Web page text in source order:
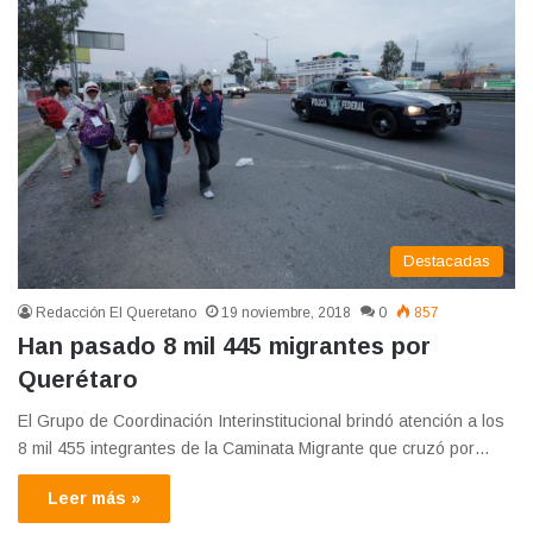
Destacadas
Redacción El Queretano 19 noviembre, 2018 0 857
Han pasado 8 mil 445 migrantes por
Querétaro
El Grupo de Coordinación Interinstitucional brindó atención a los
8 mil 455 integrantes de la Caminata Migrante que cruzó por…
Leer más »